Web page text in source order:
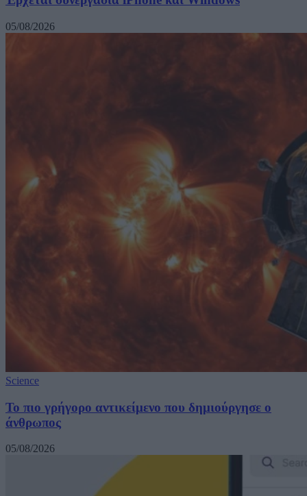
05/08/2026
Science
Το πιο γρήγορο αντικείμενο που δημιούργησε ο
άνθρωπος
05/08/2026